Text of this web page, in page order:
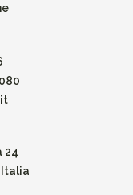
24
Italia